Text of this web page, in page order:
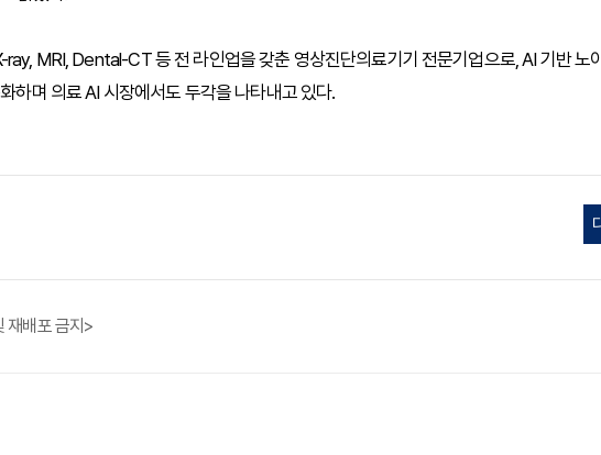
ray, MRI, Dental-CT 등 전 라인업을 갖춘 영상진단의료기기 전문기업으로, AI 기반 노
하며 의료 AI 시장에서도 두각을 나타내고 있다.
재배포 금지>